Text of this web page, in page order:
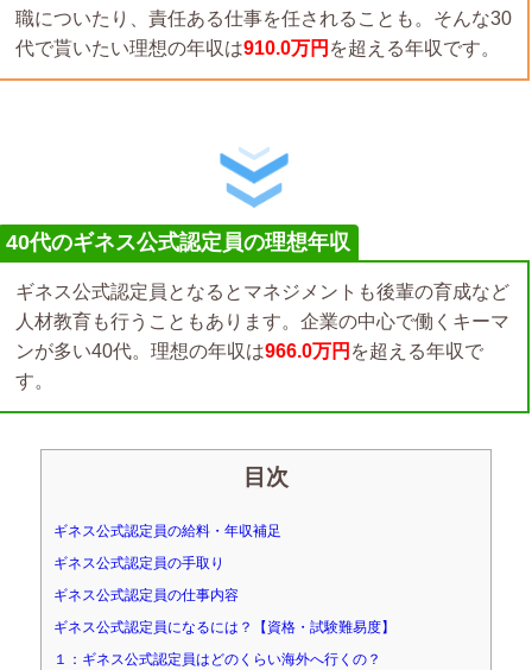
職についたり、責任ある仕事を任されることも。そんな30
代で貰いたい理想の年収は910.0万円 を超える年収です。
40代のギネス公式認定員の理想年収
ギネス公式認定員となるとマネジメントも後輩の育成など
人材教育も行うこともあります。企業の中心で働くキーマ
ンが多い40代。理想の年収は966.0万円 を超える年収で
す。
目次
ギネス公式認定員の給料・年収補足
ギネス公式認定員の手取り
ギネス公式認定員の仕事内容
ギネス公式認定員になるには？【資格・試験難易度】
１：ギネス公式認定員はどのくらい海外へ行くの？